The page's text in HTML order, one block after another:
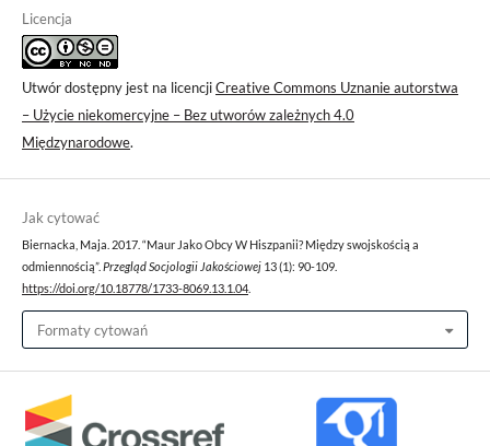
Licencja
Utwór dostępny jest na licencjiCreative Commons Uznanie autorstwa
– Użycie niekomercyjne – Bez utworów zależnych 4.0
Międzynarodowe.
Jak cytować
Biernacka, Maja. 2017. “Maur Jako Obcy W Hiszpanii? Między swojskością a
odmiennością”. Przegląd Socjologii Jakościowej 13 (1): 90-109.
https://doi.org/10.18778/1733-8069.13.1.04.
Formaty cytowań